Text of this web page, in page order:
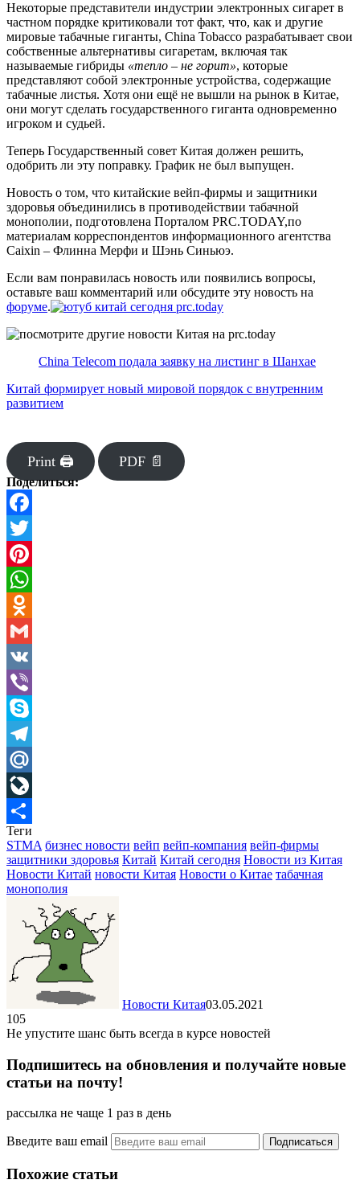
Некоторые представители индустрии электронных сигарет в
частном порядке критиковали тот факт, что, как и другие
мировые табачные гиганты, China Tobacco разрабатывает свои
собственные альтернативы сигаретам, включая так
называемые гибриды «тепло – не горит», которые
представляют собой электронные устройства, содержащие
табачные листья. Хотя они ещё не вышли на рынок в Китае,
они могут сделать государственного гиганта одновременно
игроком и судьей.
Теперь Государственный совет Китая должен решить,
одобрить ли эту поправку. График не был выпущен.
Новость о том, что китайские вейп-фирмы и защитники
здоровья объединились в противодействии табачной
монополии, подготовлена Порталом PRC.TODAY,по
материалам корреспондентов информационного агентства
Caixin – Флинна Мерфи и Шэнь Синьюэ.
Если вам понравилась новость или появились вопросы,
оставьте ваш комментарий или обсудите эту новость на
форуме.
China Telecom подала заявку на листинг в Шанхае
Китай формирует новый мировой порядок с внутренним
развитием
Print 🖨 PDF 📄
Поделиться:
Facebook
Twitter
Pinterest
WhatsApp
Odnoklassniki
Gmail
VK
Viber
Skype
Telegram
Mail.Ru
LiveJournal
Отправить
Теги
STMA бизнес новости вейп вейп-компания вейп-фирмы
защитники здоровья Китай Китай сегодня Новости из Китая
Новости Китай новости Китая Новости о Китае табачная
монополия
Новости Китая03.05.2021
105
Не упустите шанс быть всегда в курсе новостей
Подпишитесь на обновления и получайте новые
статьи на почту!
рассылка не чаще 1 раз в день
Введите ваш email
Похожие статьи